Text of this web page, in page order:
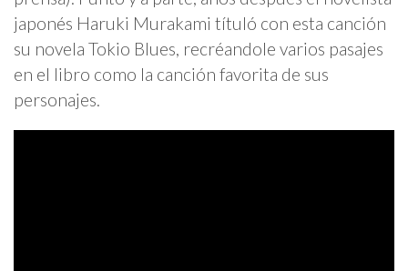
japonés Haruki Murakami títuló con esta canción
su novela Tokio Blues, recréandole varios pasajes
en el libro como la canción favorita de sus
personajes.